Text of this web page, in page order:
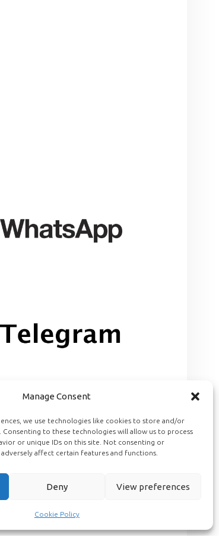
Manage Consent
we use technologies like cookies to store and/or
Consenting to these technologies will allow us to process
or unique IDs on this site. Not consenting or
affect certain features and functions.
Deny View preferences
Cookie Policy